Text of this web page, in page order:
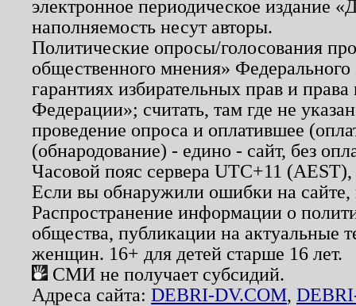
электронное периодическое издание
наполняемость несут авторы.
Политические опросы/голосования
общественного мнения»
гарантиях избирательных прав и
Федерации»; считать, там где не
проведение опроса и оплатившее
(обнародование) - едино - сайт, без
Часовой пояс сервера UTC+11
Если вы обнаружили ошибки на
Распространение информации о
общества, публикации на актуальные
женщин. 16+ для детей старше 16 лет.
СМИ не получает субсидий.
Адреса сайта: DEBRI-DV.COM,